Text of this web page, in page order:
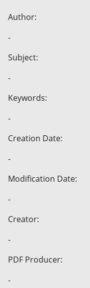
Author:
-
Subject:
-
Keywords:
-
Creation Date:
-
Modification Date:
-
Creator:
-
PDF Producer:
-